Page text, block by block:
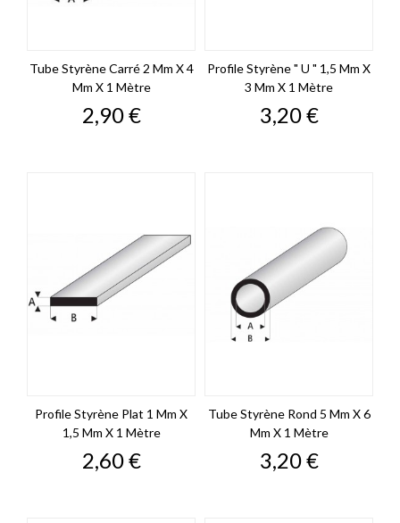
Tube Styrène Carré 2 Mm X 4
Mm X 1 Mètre
Prix
2,90 €
Profile Styrène " U " 1,5 Mm X
3 Mm X 1 Mètre
Prix
3,20 €
Profile Styrène Plat 1 Mm X
1,5 Mm X 1 Mètre
Prix
2,60 €
Tube Styrène Rond 5 Mm X 6
Mm X 1 Mètre
Prix
3,20 €